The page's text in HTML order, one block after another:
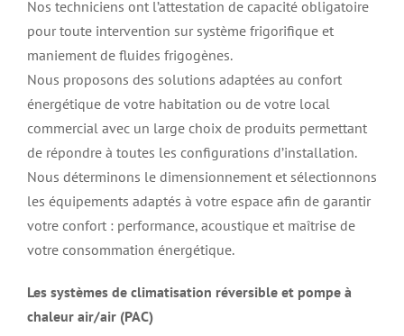
Nos techniciens ont l’attestation de capacité obligatoire
pour toute intervention sur système frigorifique et
maniement de fluides frigogènes.
Nous proposons des solutions adaptées au confort
énergétique de votre habitation ou de votre local
commercial avec un large choix de produits permettant
de répondre à toutes les configurations d’installation.
Nous déterminons le dimensionnement et sélectionnons
les équipements adaptés à votre espace afin de garantir
votre confort : performance, acoustique et maîtrise de
votre consommation énergétique.
Les systèmes de climatisation réversible et pompe à
chaleur air/air (PAC)